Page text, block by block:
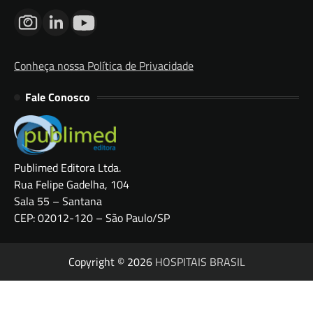
Conheça nossa Política de Privacidade
Fale Conosco
Publimed Editora Ltda.
Rua Felipe Gadelha, 104
Sala 55 – Santana
CEP: 02012-120 – São Paulo/SP
Copyright © 2026 HOSPITAIS BRASIL